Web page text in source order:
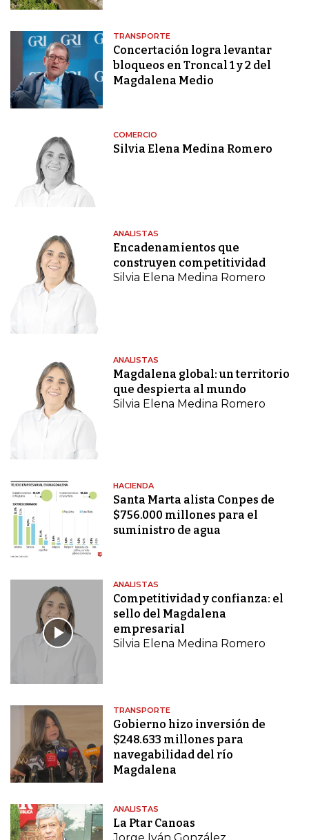
TRANSPORTE
Concertación logra levantar
bloqueos en Troncal 1 y 2 del
Magdalena Medio
COMERCIO
Silvia Elena Medina Romero
ANALISTAS
Encadenamientos que
construyen competitividad
Silvia Elena Medina Romero
ANALISTAS
Magdalena global: un territorio
que despierta al mundo
Silvia Elena Medina Romero
HACIENDA
Santa Marta alista Conpes de
$756.000 millones para el
suministro de agua
ANALISTAS
Competitividad y confianza: el
sello del Magdalena
empresarial
Silvia Elena Medina Romero
TRANSPORTE
Gobierno hizo inversión de
$248.633 millones para
navegabilidad del río
Magdalena
ANALISTAS
La Ptar Canoas